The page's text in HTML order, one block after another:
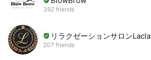
392 friends
リラクゼーションサロンLacla
207 friends